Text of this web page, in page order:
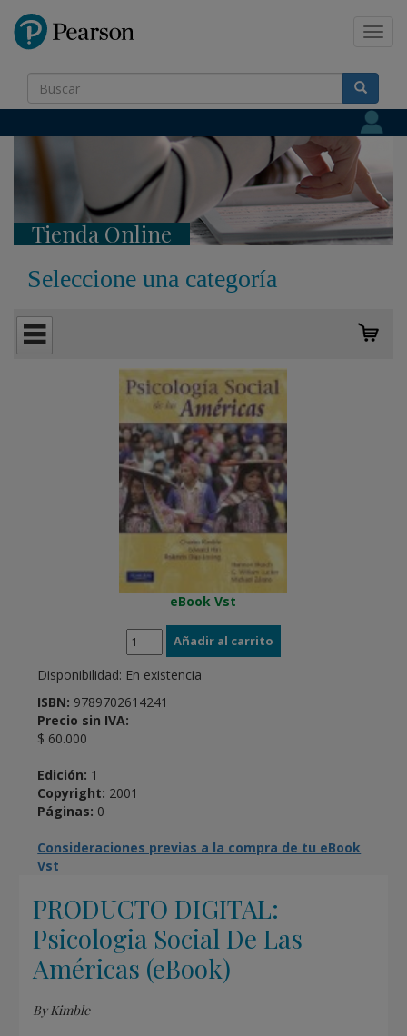
Tienda Online
Seleccione una categoría
eBook Vst
Disponibilidad: En existencia
ISBN: 9789702614241
Precio sin IVA:
$ 60.000
Edición: 1
Copyright: 2001
Páginas: 0
Consideraciones previas a la compra de tu eBook
Vst
PRODUCTO DIGITAL:
Psicologia Social De Las
Américas (eBook)
By Kimble